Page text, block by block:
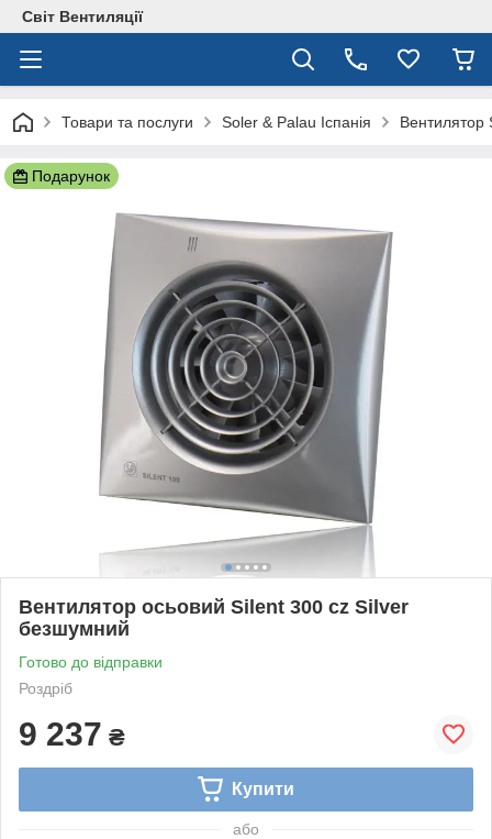
Світ Вентиляції
Товари та послуги Soler & Palau Іспанія Вентилятор
Подарунок
Вентилятор осьовий Silent 300 cz Silver
безшумний
Готово до відправки
Роздріб
9 237 ₴
Купити
або